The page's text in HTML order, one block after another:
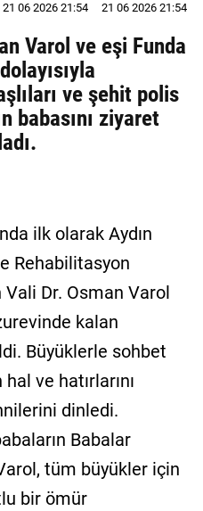
21 06 2026 21:54
21 06 2026 21:54
Varol ve eşi Funda
ve şehit polis
babasını ziyaret
ilk olarak Aydın
Rehabilitasyon
Dr. Osman Varol
kalan
Büyüklerle sohbet
ve hatırlarını
dinledi.
Babalar
tüm büyükler için
bir ömür